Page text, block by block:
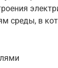
среды, в